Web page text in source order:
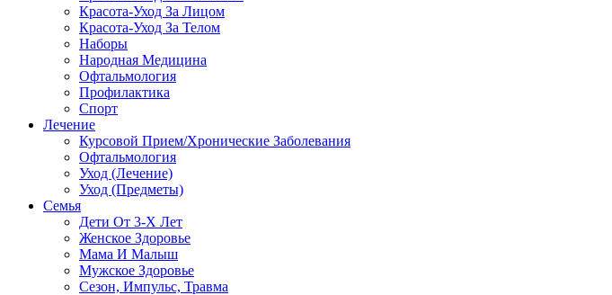
Красота-Уход За Лицом
Красота-Уход За Телом
Наборы
Народная Медицина
Офтальмология
Профилактика
Спорт
Лечение
Курсовой Прием/Хронические Заболевания
Офтальмология
Уход (Лечение)
Уход (Предметы)
Семья
Дети От 3-Х Лет
Женское Здоровье
Мама И Малыш
Мужское Здоровье
Сезон, Импульс, Травма